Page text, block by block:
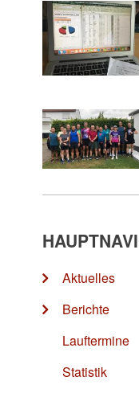
Aktuelles
Berichte
Lauftermine
Statistik